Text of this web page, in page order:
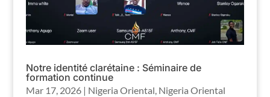
Notre identité clarétaine : Séminaire de
formation continue
Mar 17, 2026| Nigeria Oriental, Nigeria Oriental